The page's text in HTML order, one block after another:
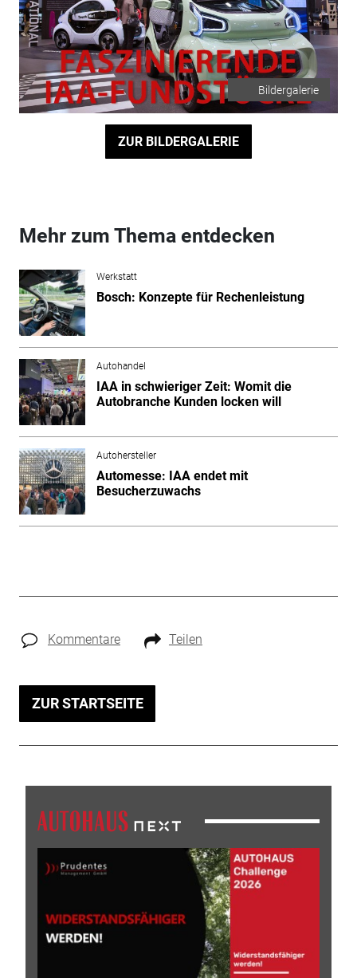
Bildergalerie
ZUR BILDERGALERIE
Mehr zum Thema entdecken
Werkstatt
Bosch: Konzepte für Rechenleistung
Autohandel
IAA in schwieriger Zeit: Womit die
Autobranche Kunden locken will
Autohersteller
Automesse: IAA endet mit
Besucherzuwachs
Kommentare Teilen
ZUR STARTSEITE